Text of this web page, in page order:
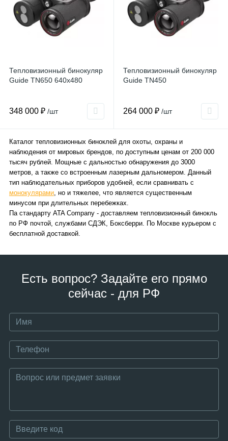
Тепловизионный бинокуляр
Guide TN650 640x480
348 000 ₽ /шт
Тепловизионный бинокуляр
Guide TN450
264 000 ₽ /шт
Каталог тепловизионных биноклей для охоты, охраны и
наблюдения от мировых брендов, по доступным ценам от 200 000
тысяч рублей. Мощные с дальностью обнаружения до 3000
метров, а также со встроенным лазерным дальномером. Данный
тип наблюдательных приборов удобней, если сравнивать с
монокулярами, но и тяжелее, что является существенным
минусом при длительных перебежках.
Па стандарту ATA Company - доставляем тепловизионный бинокль
по РФ почтой, службами СДЭК, Боксберри. По Москве курьером с
бесплатной доставкой.
Есть вопрос? Задайте его прямо
сейчас - для РФ